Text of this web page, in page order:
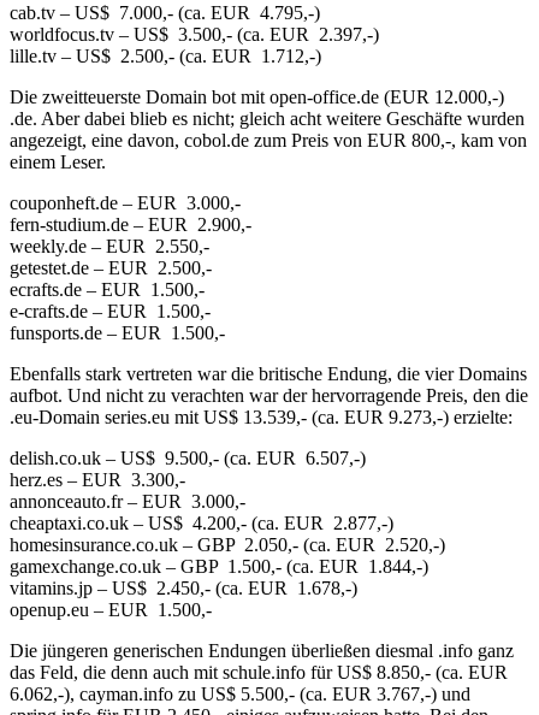
cab.tv – US$ 7.000,- (ca. EUR 4.795,-)
worldfocus.tv – US$ 3.500,- (ca. EUR 2.397,-)
lille.tv – US$ 2.500,- (ca. EUR 1.712,-)
Die zweitteuerste Domain bot mit open-office.de (EUR 12.000,-)
.de. Aber dabei blieb es nicht; gleich acht weitere Geschäfte wurden
angezeigt, eine davon, cobol.de zum Preis von EUR 800,-, kam von
einem Leser.
couponheft.de – EUR 3.000,-
fern-studium.de – EUR 2.900,-
weekly.de – EUR 2.550,-
getestet.de – EUR 2.500,-
ecrafts.de – EUR 1.500,-
e-crafts.de – EUR 1.500,-
funsports.de – EUR 1.500,-
Ebenfalls stark vertreten war die britische Endung, die vier Domains
aufbot. Und nicht zu verachten war der hervorragende Preis, den die
.eu-Domain series.eu mit US$ 13.539,- (ca. EUR 9.273,-) erzielte:
delish.co.uk – US$ 9.500,- (ca. EUR 6.507,-)
herz.es – EUR 3.300,-
annonceauto.fr – EUR 3.000,-
cheaptaxi.co.uk – US$ 4.200,- (ca. EUR 2.877,-)
homesinsurance.co.uk – GBP 2.050,- (ca. EUR 2.520,-)
gamexchange.co.uk – GBP 1.500,- (ca. EUR 1.844,-)
vitamins.jp – US$ 2.450,- (ca. EUR 1.678,-)
openup.eu – EUR 1.500,-
Die jüngeren generischen Endungen überließen diesmal .info ganz
das Feld, die denn auch mit schule.info für US$ 8.850,- (ca. EUR
6.062,-), cayman.info zu US$ 5.500,- (ca. EUR 3.767,-) und